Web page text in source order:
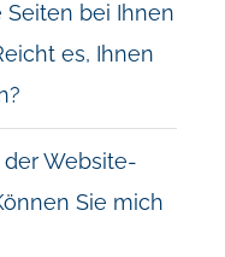
bei Ihnen
es, Ihnen
Website-
Sie mich